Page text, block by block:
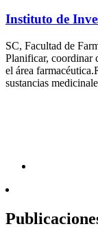
Instituto de
SC, Facultad de
Planificar, coordinar
el área
sustancias